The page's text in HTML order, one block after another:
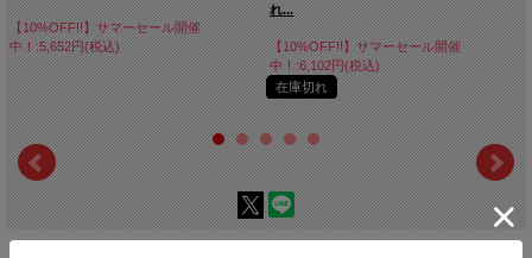
【10%OFF!!】サマーセール開催
中！:5,652円(税込)
れ...
【10%OFF!!】サマーセール開催
中！:6,102円(税込)
在庫切れ